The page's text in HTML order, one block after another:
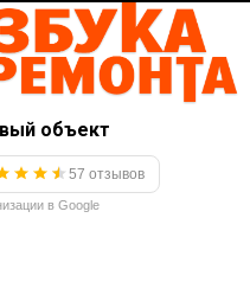
объект
57 отзывов
в Google